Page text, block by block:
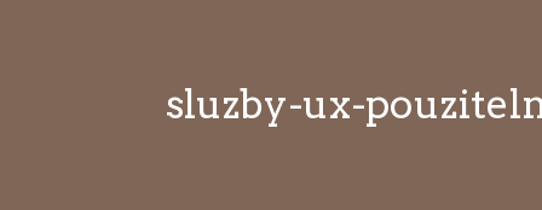
sluzby-ux-